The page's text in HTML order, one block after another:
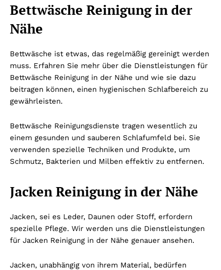
Bettwäsche Reinigung in der
Nähe
Bettwäsche ist etwas, das regelmäßig gereinigt werden
muss. Erfahren Sie mehr über die Dienstleistungen für
Bettwäsche Reinigung in der Nähe und wie sie dazu
beitragen können, einen hygienischen Schlafbereich zu
gewährleisten.
Bettwäsche Reinigungsdienste tragen wesentlich zu
einem gesunden und sauberen Schlafumfeld bei. Sie
verwenden spezielle Techniken und Produkte, um
Schmutz, Bakterien und Milben effektiv zu entfernen.
Jacken Reinigung in der Nähe
Jacken, sei es Leder, Daunen oder Stoff, erfordern
spezielle Pflege. Wir werden uns die Dienstleistungen
für Jacken Reinigung in der Nähe genauer ansehen.
Jacken, unabhängig von ihrem Material, bedürfen